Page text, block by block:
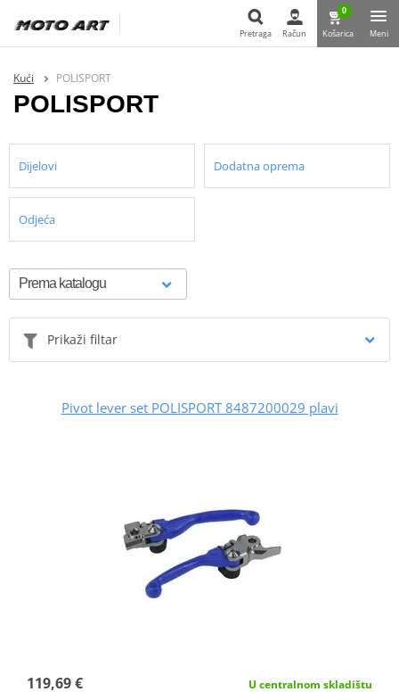
Pretraga Račun
0
Košarica Meni
Kući POLISPORT
POLISPORT
Dijelovi Dodatna oprema
Odjeća
Prikaži filtar
Pivot lever set POLISPORT 8487200029 plavi
119,69 € U centralnom skladištu